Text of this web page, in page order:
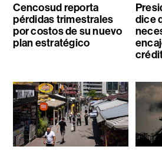
Cencosud reporta
pérdidas trimestrales
por costos de su nuevo
plan estratégico
dice